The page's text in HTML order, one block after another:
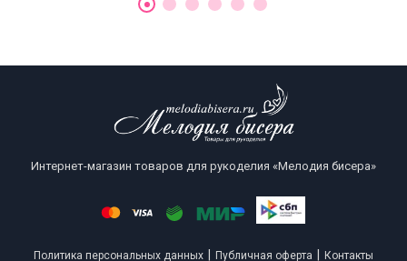
Интернет-магазин товаров для рукоделия «Мелодия бисера»
Политика персональных данных Публичная оферта Контакты